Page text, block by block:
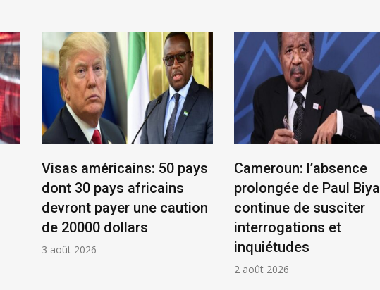
Visas américains: 50 pays
dont 30 pays africains
devront payer une caution
de 20000 dollars
3 août 2026
Cameroun: l’absence
prolongée de Paul Biya
continue de susciter
interrogations et
inquiétudes
2 août 2026